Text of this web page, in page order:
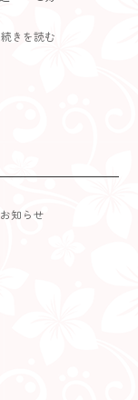
きを読む
知らせ